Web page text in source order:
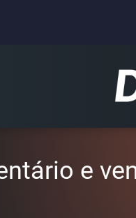
e